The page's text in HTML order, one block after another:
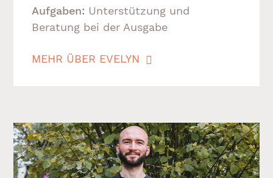
Aufgaben: Unterstützung und
Beratung bei der Ausgabe
MEHR ÜBER EVELYN